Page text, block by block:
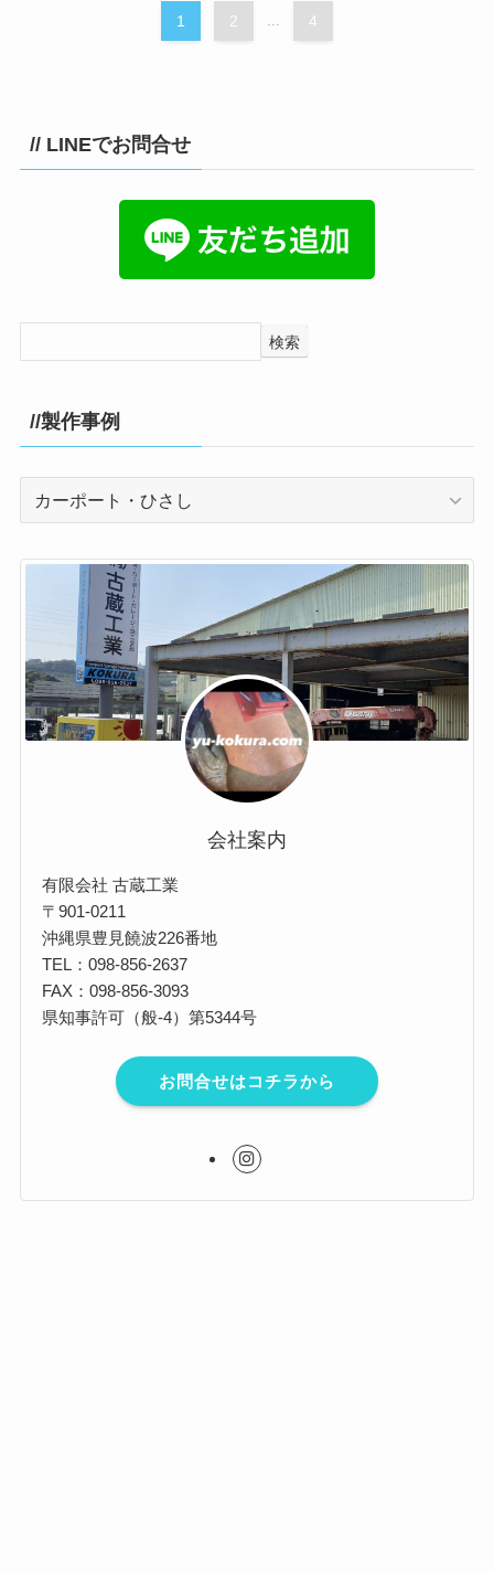
1 2 ... 4
// LINEでお問合せ
検索
//製作事例
事
会社案内
有限会社 古蔵工業
〒901-0211
沖縄県豊見饒波226番地
TEL：098-856-2637
FAX：098-856-3093
県知事許可（般-4）第5344号
お問合せはコチラから